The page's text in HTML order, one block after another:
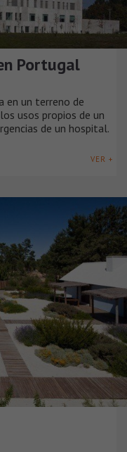
Portugal
en un terreno de
usos propios de un
de un hospital.
VER +